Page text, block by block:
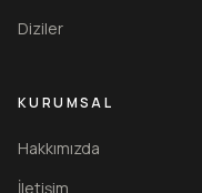
Diziler
KURUMSAL
Hakkımızda
İletişim